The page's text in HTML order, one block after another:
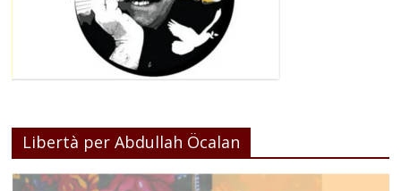
Libertà per Abdullah Öcalan